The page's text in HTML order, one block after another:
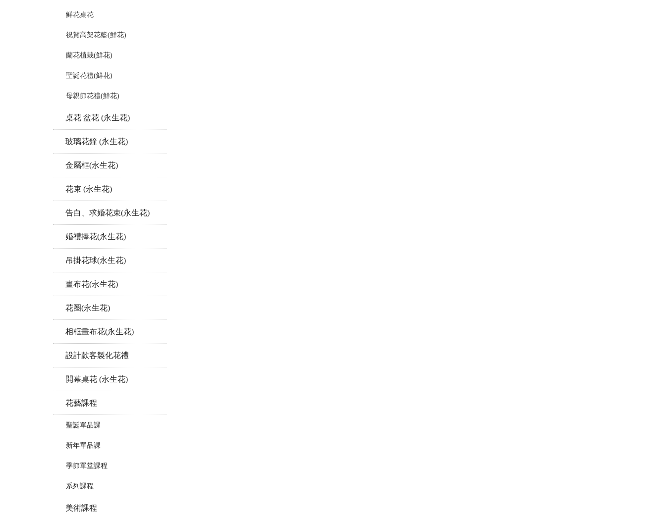
鮮花桌花
祝賀高架花籃(鮮花)
蘭花植栽(鮮花)
聖誕花禮(鮮花)
母親節花禮(鮮花)
桌花 盆花 (永生花)
玻璃花鐘 (永生花)
金屬框(永生花)
花束 (永生花)
告白、求婚花束(永生花)
婚禮捧花(永生花)
吊掛花球(永生花)
畫布花(永生花)
花圈(永生花)
相框畫布花(永生花)
設計款客製化花禮
開幕桌花 (永生花)
花藝課程
聖誕單品課
新年單品課
季節單堂課程
系列課程
美術課程